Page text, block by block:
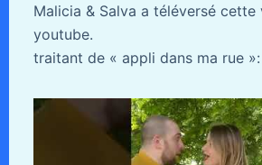
Malicia & Salva a téléversé cette
youtube.
traitant de « appli dans ma rue »: